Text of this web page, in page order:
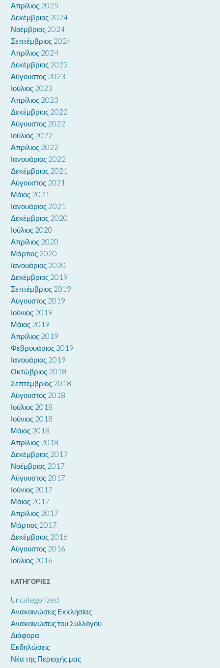
Απρίλιος 2025
Δεκέμβριος 2024
Νοέμβριος 2024
Σεπτέμβριος 2024
Απρίλιος 2024
Δεκέμβριος 2023
Αύγουστος 2023
Ιούλιος 2023
Απρίλιος 2023
Δεκέμβριος 2022
Αύγουστος 2022
Ιούλιος 2022
Απρίλιος 2022
Ιανουάριος 2022
Δεκέμβριος 2021
Αύγουστος 2021
Μάιος 2021
Ιανουάριος 2021
Δεκέμβριος 2020
Ιούλιος 2020
Απρίλιος 2020
Μάρτιος 2020
Ιανουάριος 2020
Δεκέμβριος 2019
Σεπτέμβριος 2019
Αύγουστος 2019
Ιούνιος 2019
Μάιος 2019
Απρίλιος 2019
Φεβρουάριος 2019
Ιανουάριος 2019
Οκτώβριος 2018
Σεπτέμβριος 2018
Αύγουστος 2018
Ιούλιος 2018
Ιούνιος 2018
Μάιος 2018
Απρίλιος 2018
Δεκέμβριος 2017
Νοέμβριος 2017
Αύγουστος 2017
Ιούνιος 2017
Μάιος 2017
Απρίλιος 2017
Μάρτιος 2017
Δεκέμβριος 2016
Αύγουστος 2016
Ιούλιος 2016
KΑΤΗΓΟΡΊΕΣ
Uncategorized
Ανακοινώσεις Εκκλησίας
Ανακοινώσεις του Συλλόγου
Διάφορα
Εκδηλώσεις
Νέα της Περιοχής μας